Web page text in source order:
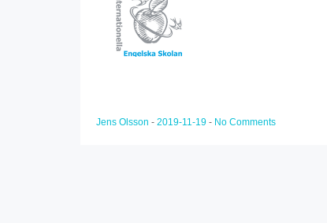
Jens Olsson - 2019-11-19 - No Comments